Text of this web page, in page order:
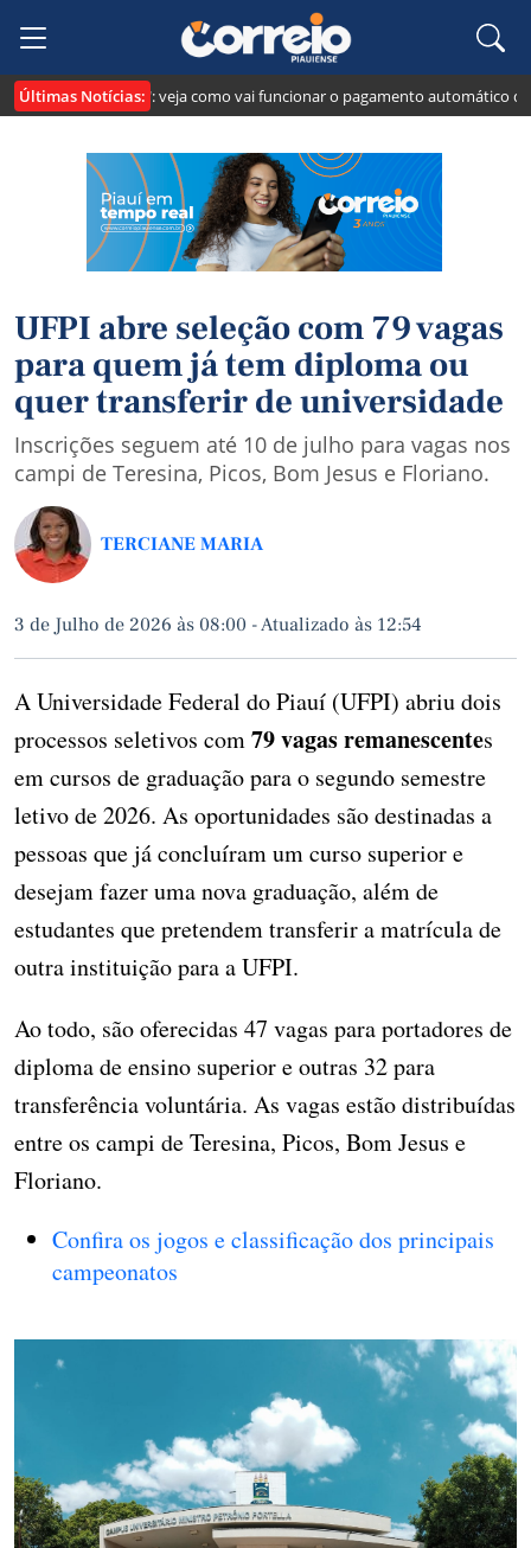
Últimas Notícias:
o "Pix Pensão": veja como vai funcionar o pagamento automático da
UFPI abre seleção com 79 vagas
para quem já tem diploma ou
quer transferir de universidade
Inscrições seguem até 10 de julho para vagas nos
campi de Teresina, Picos, Bom Jesus e Floriano.
TERCIANE MARIA
3 de Julho de 2026 às 08:00 -Atualizado às 12:54
A Universidade Federal do Piauí (UFPI) abriu dois
processos seletivos com79 vagas remanescentes
em cursos de graduação para o segundo semestre
letivo de 2026. As oportunidades são destinadas a
pessoas que já concluíram um curso superior e
desejam fazer uma nova graduação, além de
estudantes que pretendem transferir a matrícula de
outra instituição para a UFPI.
Ao todo, são oferecidas 47 vagas para portadores de
diploma de ensino superior e outras 32 para
transferência voluntária. As vagas estão distribuídas
entre os campi de Teresina, Picos, Bom Jesus e
Floriano.
Confira os jogos e classificação dos principais
campeonatos